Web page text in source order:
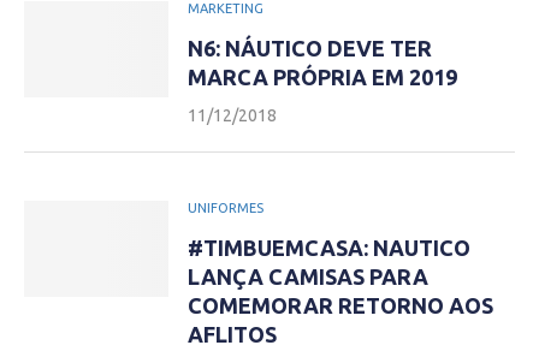
MARKETING
N6: NÁUTICO DEVE TER
MARCA PRÓPRIA EM 2019
11/12/2018
UNIFORMES
#TIMBUEMCASA: NAUTICO
LANÇA CAMISAS PARA
COMEMORAR RETORNO AOS
AFLITOS